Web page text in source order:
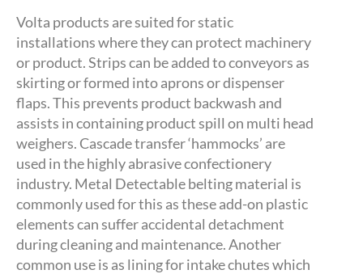
Volta products are suited for static
installations where they can protect machinery
or product. Strips can be added to conveyors as
skirting or formed into aprons or dispenser
flaps. This prevents product backwash and
assists in containing product spill on multi head
weighers. Cascade transfer ‘hammocks’ are
used in the highly abrasive confectionery
industry. Metal Detectable belting material is
commonly used for this as these add-on plastic
elements can suffer accidental detachment
during cleaning and maintenance. Another
common use is as lining for intake chutes which